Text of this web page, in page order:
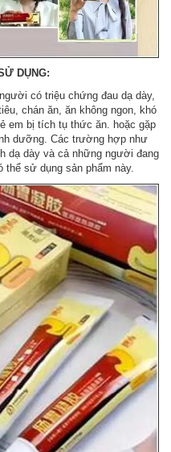
DỤNG:
có triệu chứng đau dạ dày,
chán ăn, ăn không ngon, khó
em bị tích tụ thức ăn. hoặc gặp
dưỡng. Các trường hợp như
dạ dày và cả những người đang
thể sử dụng sản phẩm này.